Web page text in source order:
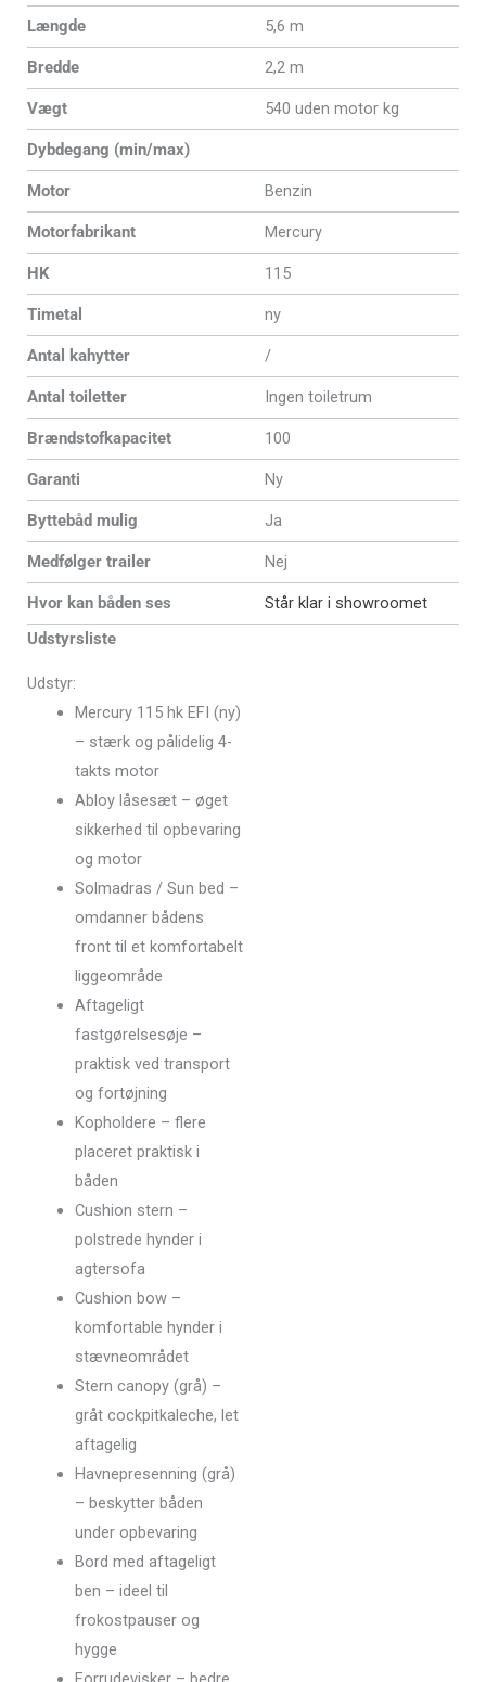
Længde 5,6 m
Bredde 2,2 m
Vægt 540 uden motor kg
Dybdegang (min/max)
Motor Benzin
Motorfabrikant Mercury
HK 115
Timetal ny
Antal kahytter /
Antal toiletter Ingen toiletrum
Brændstofkapacitet 100
Garanti Ny
Byttebåd mulig Ja
Medfølger trailer Nej
Hvor kan båden ses
Står klar i showroomet
Udstyrsliste
Udstyr:
Mercury 115 hk EFI (ny)
– stærk og pålidelig 4-
takts motor
Abloy låsesæt – øget
sikkerhed til opbevaring
og motor
Solmadras / Sun bed –
omdanner bådens
front til et komfortabelt
liggeområde
Aftageligt
fastgørelsesøje –
praktisk ved transport
og fortøjning
Kopholdere – flere
placeret praktisk i
båden
Cushion stern –
polstrede hynder i
agtersofa
Cushion bow –
komfortable hynder i
stævneområdet
Stern canopy (grå) –
gråt cockpitkaleche, let
aftagelig
Havnepresenning (grå)
– beskytter båden
under opbevaring
Bord med aftageligt
ben – ideel til
frokostpauser og
hygge